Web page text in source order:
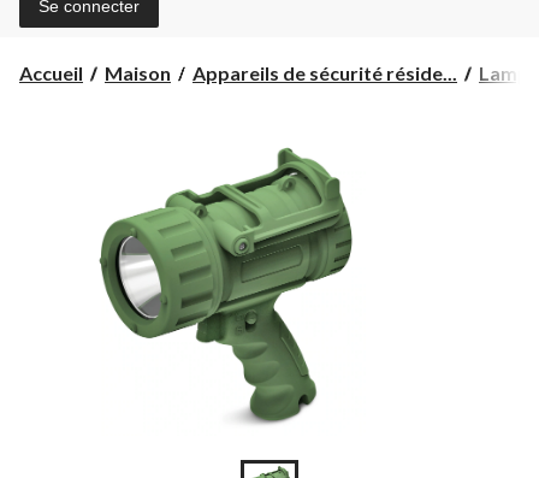
Se connecter
Accueil Maison Appareils de sécurité réside...